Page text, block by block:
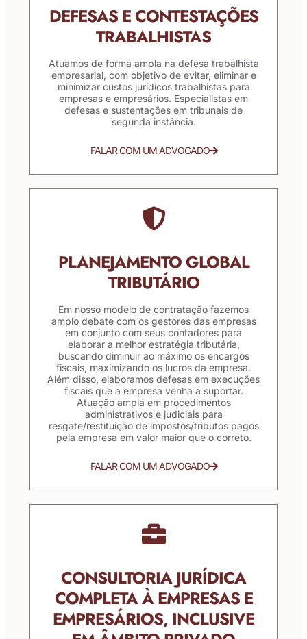
DEFESAS E CONTESTAÇÕES
TRABALHISTAS
Atuamos de forma ampla na defesa trabalhista
empresarial, com objetivo de evitar, eliminar e
minimizar custos jurídicos trabalhistas para
empresas e empresários. Especialistas em
defesas e sustentações em tribunais de
segunda instância.
FALAR COM UM ADVOGADO
PLANEJAMENTO GLOBAL
TRIBUTÁRIO
Em nosso modelo de contratação fazemos
amplo debate com os gestores das empresas
em conjunto com seus contadores para
elaborar a melhor estratégia tributária,
buscando diminuir ao máximo os encargos
fiscais, maximizando os lucros da empresa.
Além disso, elaboramos defesas em execuções
fiscais que a empresa venha a suportar.
Atuação ampla em procedimentos
administrativos e judiciais para
resgate/restituição de impostos/tributos pagos
pela empresa em valor maior que o correto.
FALAR COM UM ADVOGADO
CONSULTORIA JURÍDICA
COMPLETA À EMPRESAS E
EMPRESÁRIOS, INCLUSIVE